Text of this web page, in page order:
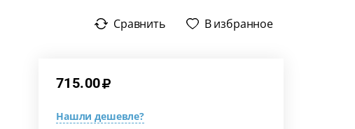
Сравнить В избранное
715.00
Нашли дешевле?